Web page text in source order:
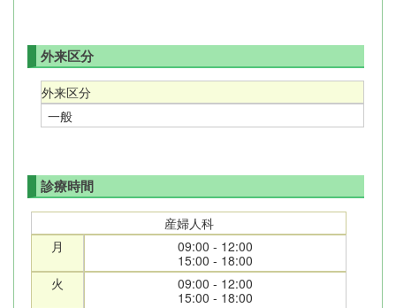
外来区分
外来区分
一般
診療時間
産婦人科
月
09:00 - 12:00
15:00 - 18:00
火
09:00 - 12:00
15:00 - 18:00